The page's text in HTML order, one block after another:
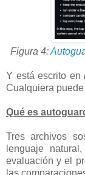
Figura 4:
Y está escrito en
Cualquiera
Qué es
Tres archivos
lenguaje
evaluación y el
las